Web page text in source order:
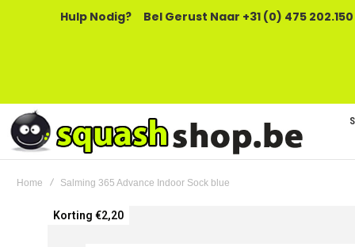
Hulp Nodig? Bel Gerust Naar +31 (0) 475
Home Salming 365 Advance Indoor Sock blue
Ga
Korting €2,20